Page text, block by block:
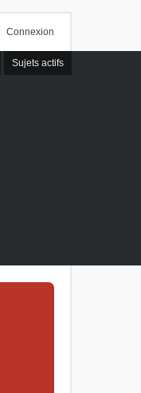
Connexion
Sujets actifs